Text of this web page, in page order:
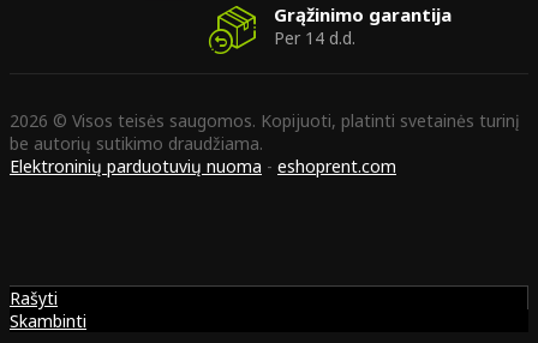
Grąžinimo garantija
Per 14 d.d.
2026 © Visos teisės saugomos. Kopijuoti, platinti svetainės turinį
be autorių sutikimo draudžiama.
Elektroninių parduotuvių nuoma - eshoprent.com
Rašyti
Skambinti